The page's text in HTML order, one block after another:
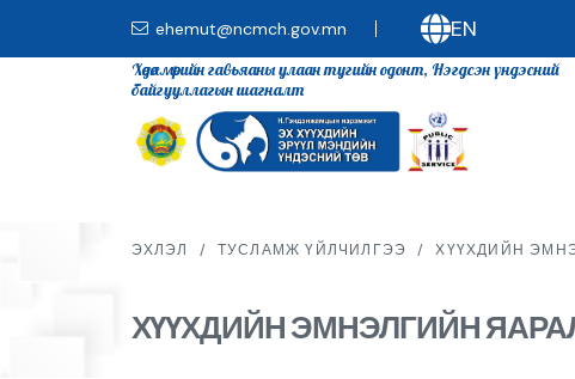
ehemut@ncmch.gov.mn EN
Хөдөлмөрийн гавьяаны улаан тугийн одонт, Нэгдсэн үндэсний
байгууллагын шагналт
ЭХЛЭЛ / ТУСЛАМЖ ҮЙЛЧИЛГЭЭ / ХҮҮХДИЙН
ХҮҮХДИЙН ЭМНЭЛГИЙН